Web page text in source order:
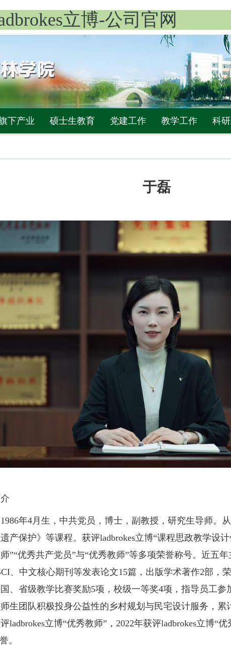
立博-公司官网
下产业 硕士生教育 党建工作 教学工作 科
于磊
年4月生，中共党员，博士，副教授，研究生导师。
产保护》等课程。获评ladbrokes立博“课程思政教学设
”“优秀共产党员”与“优秀教师”等多项荣誉称号。近五
、中文核心期刊等发表论文15篇，出版学术著作2部，
、省级教学比赛奖励5项，校级一等奖4项，指导员工
生团队积极投身公益性的乡村规划与民宅设计服务，累
ladbrokes立博“优秀教师”，2022年获评ladbrokes立博“
。